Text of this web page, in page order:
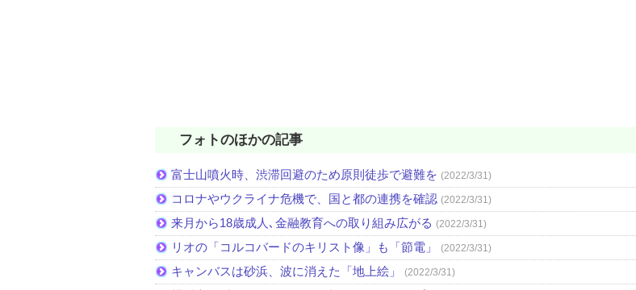
フォトのほかの記事
富士山噴火時、渋滞回避のため原則徒歩で避難を (2022/3/31)
コロナやウクライナ危機で、国と都の連携を確認 (2022/3/31)
来月から18歳成人､金融教育への取り組み広がる (2022/3/31)
リオの「コルコバードのキリスト像」も「節電」 (2022/3/31)
キャンバスは砂浜、波に消えた「地上絵」 (2022/3/31)